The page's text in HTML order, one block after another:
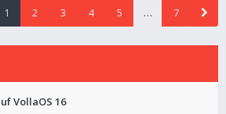
1 2 3 4 5 … 7
VollaOS 16